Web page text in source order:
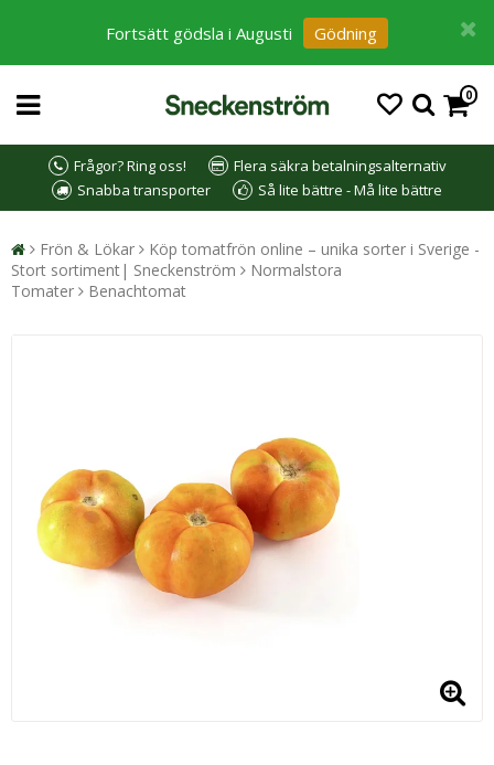
Fortsätt gödsla i Augusti Gödning
0
Frågor? Ring oss!
Flera säkra betalningsalternativ
Snabba transporter
Så lite bättre - Må lite bättre
Frön & Lökar
Köp tomatfrön online – unika sorter i Sverige -
Stort sortiment| Sneckenström
Normalstora
Tomater
Benachtomat